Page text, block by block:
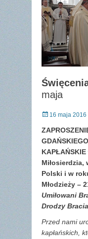
maja
Posted
16 maja 2016
GDAŃSKIEGO
KAPŁAŃSKIE
Miłosierdzia,
Polski i w
Młodzieży –
Umiłowani
Drodzy
Przed nami
kapłańskich,